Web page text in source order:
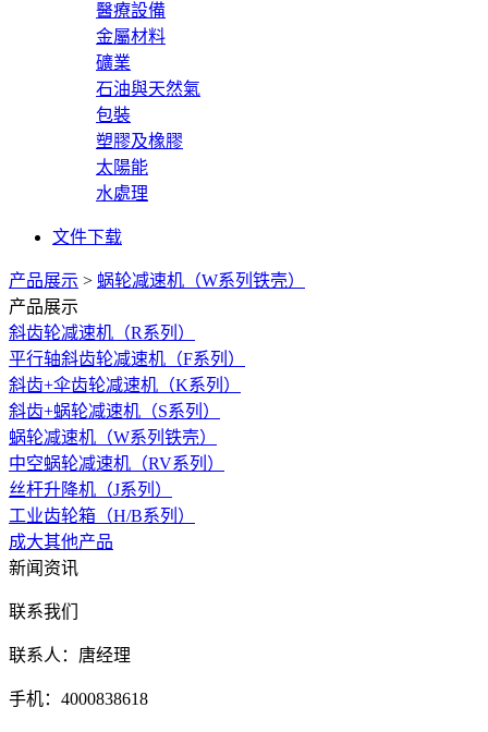
醫療設備
金屬材料
礦業
石油與天然氣
包裝
塑膠及橡膠
太陽能
水處理
文件下载
产品展示 > 蜗轮减速机（W系列铁壳）
产品展示
斜齿轮减速机（R系列）
平行轴斜齿轮减速机（F系列）
斜齿+伞齿轮减速机（K系列）
斜齿+蜗轮减速机（S系列）
蜗轮减速机（W系列铁壳）
中空蜗轮减速机（RV系列）
丝杆升降机（J系列）
工业齿轮箱（H/B系列）
成大其他产品
新闻资讯
联系我们
联系人：唐经理
手机：4000838618